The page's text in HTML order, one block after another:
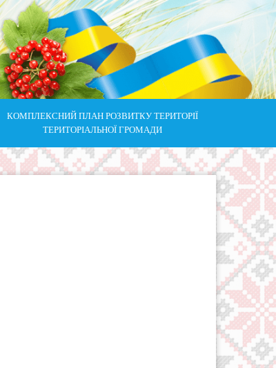
КОМПЛЕКСНИЙ ПЛАН РОЗВИТКУ ТЕРИТОРІЇ
ТЕРИТОРІАЛЬНОЇ ГРОМАДИ